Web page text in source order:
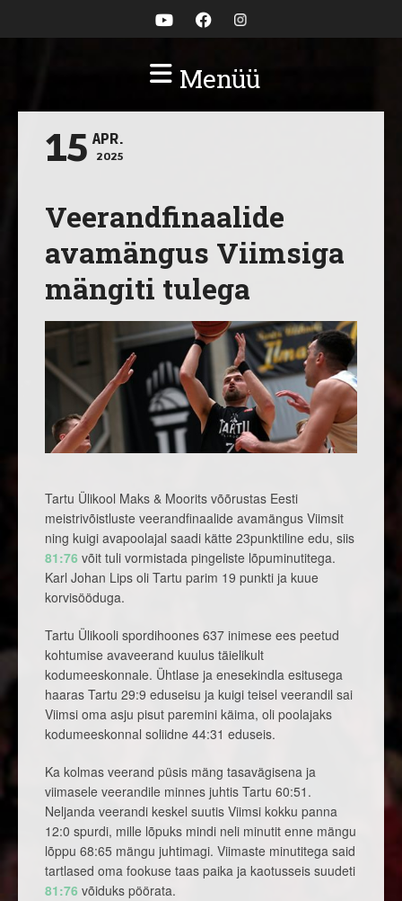
Menüü
15 APR.
2025
Veerandfinaalide
avamängus Viimsiga
mängiti tulega
Tartu Ülikool Maks & Moorits võõrustas Eesti
meistrivõistluste veerandfinaalide avamängus Viimsit
ning kuigi avapoolajal saadi kätte 23punktiline edu, siis
81:76 võit tuli vormistada pingeliste lõpuminutitega.
Karl Johan Lips oli Tartu parim 19 punkti ja kuue
korvisööduga.
Tartu Ülikooli spordihoones 637 inimese ees peetud
kohtumise avaveerand kuulus täielikult
kodumeeskonnale. Ühtlase ja enesekindla esitusega
haaras Tartu 29:9 eduseisu ja kuigi teisel veerandil sai
Viimsi oma asju pisut paremini käima, oli poolajaks
kodumeeskonnal soliidne 44:31 eduseis.
Ka kolmas veerand püsis mäng tasavägisena ja
viimasele veerandile minnes juhtis Tartu 60:51.
Neljanda veerandi keskel suutis Viimsi kokku panna
12:0 spurdi, mille lõpuks mindi neli minutit enne mängu
lõppu 68:65 mängu juhtimagi. Viimaste minutitega said
tartlased oma fookuse taas paika ja kaotusseis suudeti
81:76 võiduks pöörata.